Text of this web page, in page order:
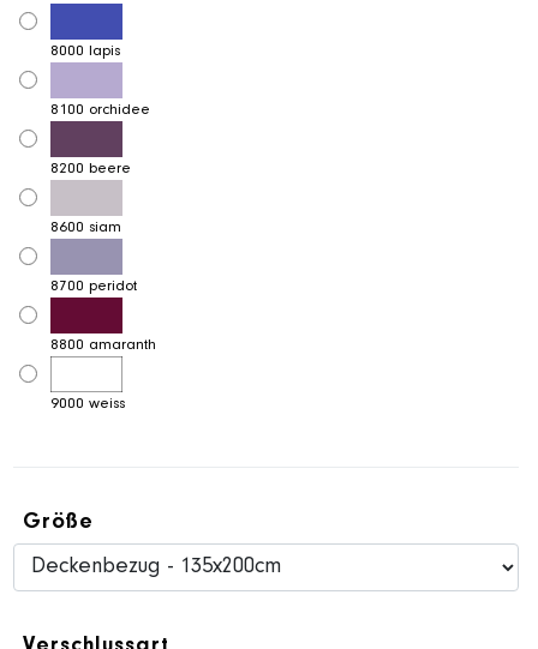
8000 lapis
8100 orchidee
8200 beere
8600 siam
8700 peridot
8800 amaranth
9000 weiss
Größe